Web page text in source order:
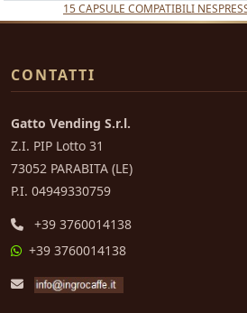
15 CAPSULE COMPATIBILI
CONTATTI
Gatto Vending S.r.l.
Z.I. PIP Lotto 31
73052 PARABITA (LE)
P.I. 04949330759
+39 3760014138
+39 3760014138